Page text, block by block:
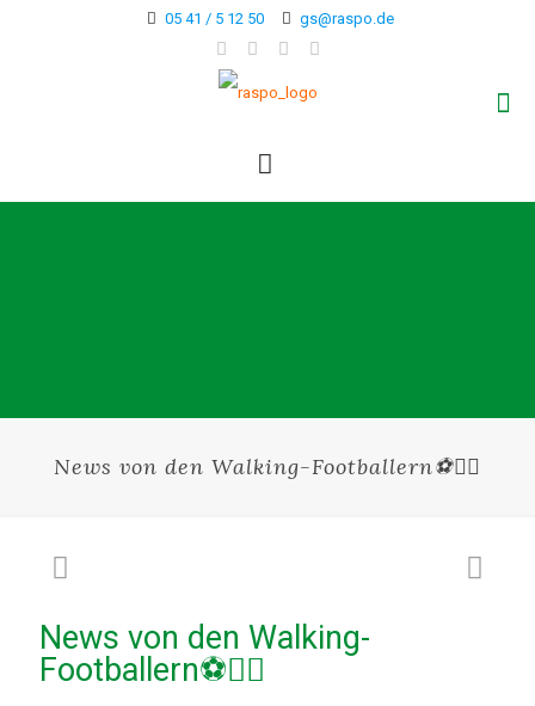
05 41 / 5 12 50 gs@raspo.de
News von den Walking-Footballern⚽🚶‍♂️
News von den Walking-
Footballern⚽🚶‍♂️